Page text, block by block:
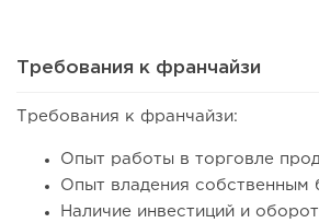
Требования к франчайзи
Требования к франчайзи:
Опыт работы в торговле
Опыт владения собственным
Наличие инвестиций и